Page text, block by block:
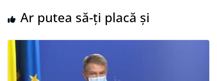
Ar putea să-ți placă și